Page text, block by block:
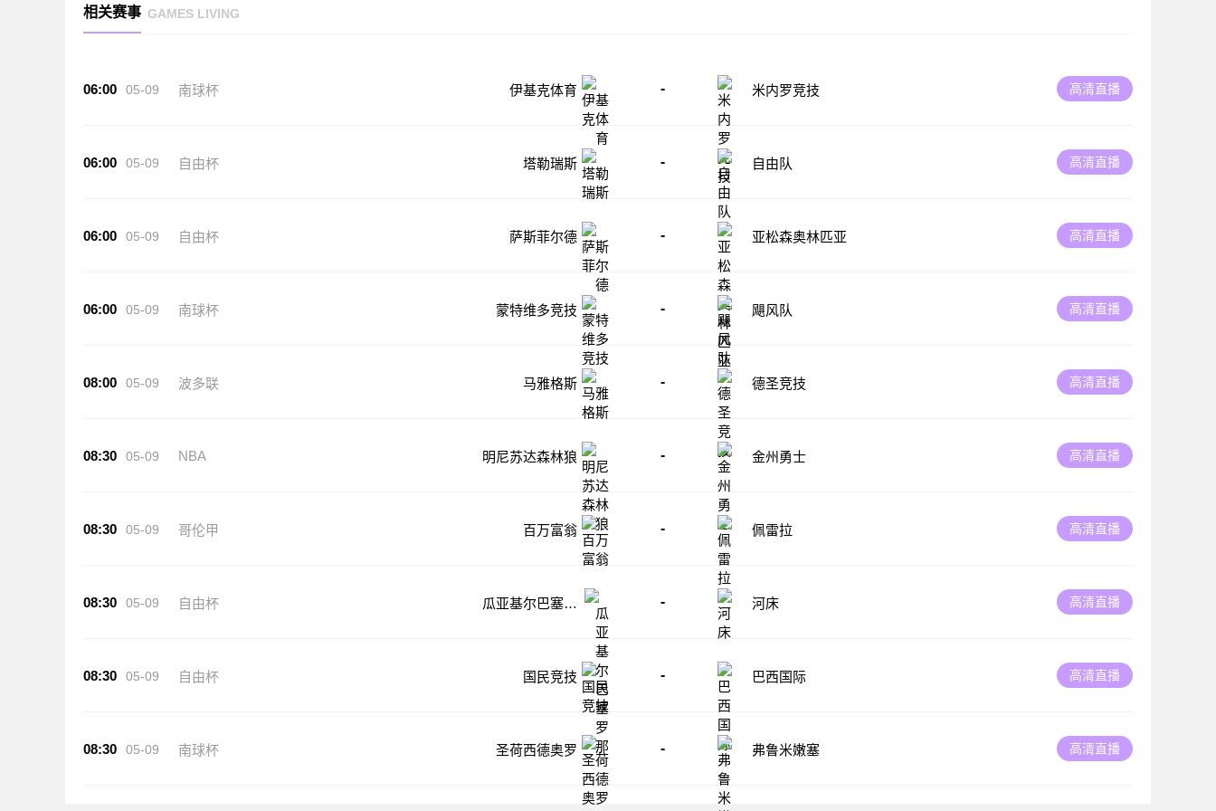
相关赛事 GAMES LIVING
06:00 05-09 南球杯 伊基克体育 - 米内罗竞技 高清直播
06:00 05-09 自由杯 塔勒瑞斯 - 自由队 高清直播
06:00 05-09 自由杯 萨斯菲尔德 - 亚松森奥林匹亚 高清直播
06:00 05-09 南球杯 蒙特维多竞技 - 飓风队 高清直播
08:00 05-09 波多联 马雅格斯 - 德圣竞技 高清直播
08:30 05-09 NBA 明尼苏达森林狼 - 金州勇士 高清直播
08:30 05-09 哥伦甲 百万富翁 - 佩雷拉 高清直播
08:30 05-09 自由杯
瓜亚基尔巴塞罗
- 河床 高清直播
08:30 05-09 自由杯 国民竞技 - 巴西国际 高清直播
08:30 05-09 南球杯 圣荷西德奥罗 - 弗鲁米嫩塞 高清直播